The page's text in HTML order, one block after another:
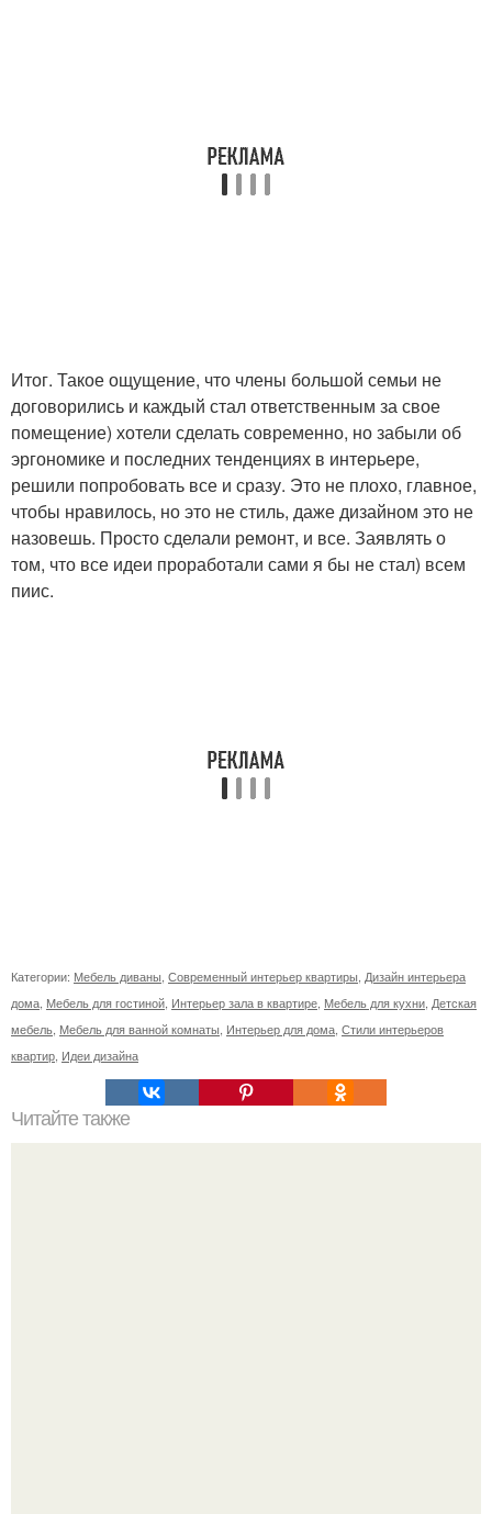
Итог. Такое ощущение, что члены большой семьи не
договорились и каждый стал ответственным за свое
помещение) хотели сделать современно, но забыли об
эргономике и последних тенденциях в интерьере,
решили попробовать все и сразу. Это не плохо, главное,
чтобы нравилось, но это не стиль, даже дизайном это не
назовешь. Просто сделали ремонт, и все. Заявлять о
том, что все идеи проработали сами я бы не стал) всем
пиис.
Категории: Мебель диваны Современный интерьер квартиры Дизайн интерьера
дома Мебель для гостиной Интерьер зала в квартире Мебель для кухни Детская
мебель Мебель для ванной комнаты Интерьер для дома Стили интерьеров
квартир Идеи дизайна
Читайте также